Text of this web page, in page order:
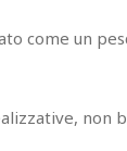
come un
non